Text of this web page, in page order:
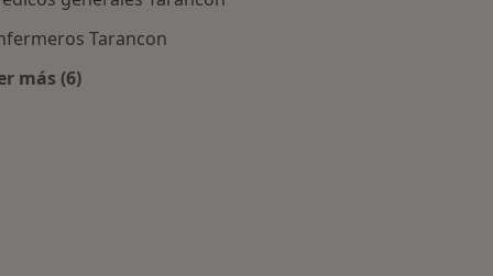
Tarancon
más (6)